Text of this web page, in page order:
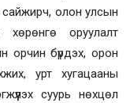
сайжирч, олон улсын
хөрөнгө оруулалт
орчин бүрдэх, орон
урт хугацааны
суурь нөхцөл